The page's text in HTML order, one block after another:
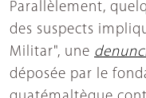
Parallèlement,
des suspects
Militar", une
déposée par le